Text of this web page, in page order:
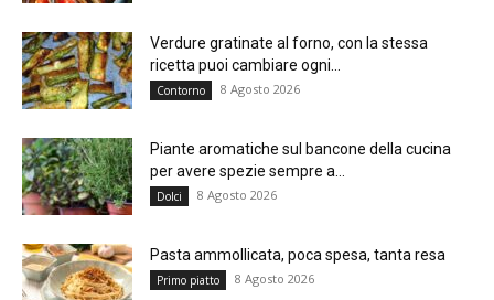
Verdure gratinate al forno, con la stessa
ricetta puoi cambiare ogni...
Contorno 8 Agosto 2026
Piante aromatiche sul bancone della cucina
per avere spezie sempre a...
Dolci 8 Agosto 2026
Pasta ammollicata, poca spesa, tanta resa
Primo piatto 8 Agosto 2026